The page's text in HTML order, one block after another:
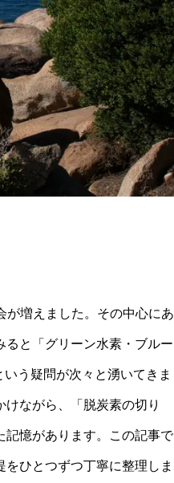
が増えました。その中心にあ
ると「グリーン水素・ブルー
う疑問が次々と湧いてきま
ながら、「脱炭素の切り
記憶があります。この記事で
ひとつずつ丁寧に整理しま